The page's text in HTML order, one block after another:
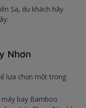
Sa, du khách hãy
Nhơn
lựa chọn một trong
bay Bamboo